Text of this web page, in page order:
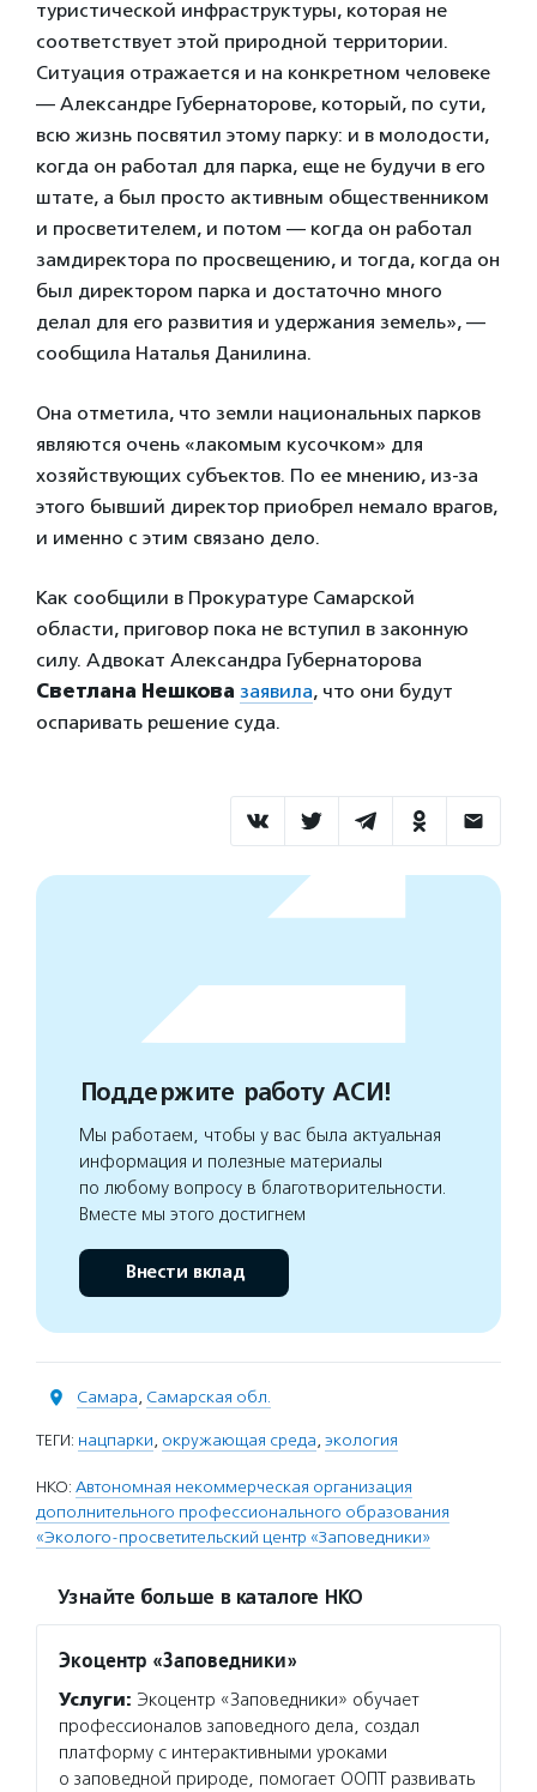
туристической инфраструктуры, которая не
соответствует этой природной территории.
Ситуация отражается и на конкретном человеке
— Александре Губернаторове, который, по сути,
всю жизнь посвятил этому парку: и в молодости,
когда он работал для парка, еще не будучи в его
штате, а был просто активным общественником
и просветителем, и потом — когда он работал
замдиректора по просвещению, и тогда, когда он
был директором парка и достаточно много
делал для его развития и удержания земель», —
сообщила Наталья Данилина.
Она отметила, что земли национальных парков
являются очень «лакомым кусочком» для
хозяйствующих субъектов. По ее мнению, из-за
этого бывший директор приобрел немало врагов,
и именно с этим связано дело.
Как сообщили в Прокуратуре Самарской
области, приговор пока не вступил в законную
силу. Адвокат Александра Губернаторова
Светлана Нешкова заявила, что они будут
оспаривать решение суда.
Поддержите работу АСИ!
Мы работаем, чтобы у вас была актуальная
информация и полезные материалы
по любому вопросу в благотворительности.
Вместе мы этого достигнем
Внести вклад
Самара, Самарская обл.
ТЕГИ: нацпарки, окружающая среда, экология
НКО: Автономная некоммерческая организация
дополнительного профессионального образования
«Эколого-просветительский центр «Заповедники»
Узнайте больше в каталоге НКО
Экоцентр «Заповедники»
Услуги: Экоцентр «Заповедники» обучает
профессионалов заповедного дела, создал
платформу с интерактивными уроками
о заповедной природе, помогает ООПТ развивать